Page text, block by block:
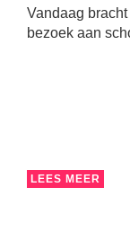
Vandaag
bezoek aan
LEES MEER